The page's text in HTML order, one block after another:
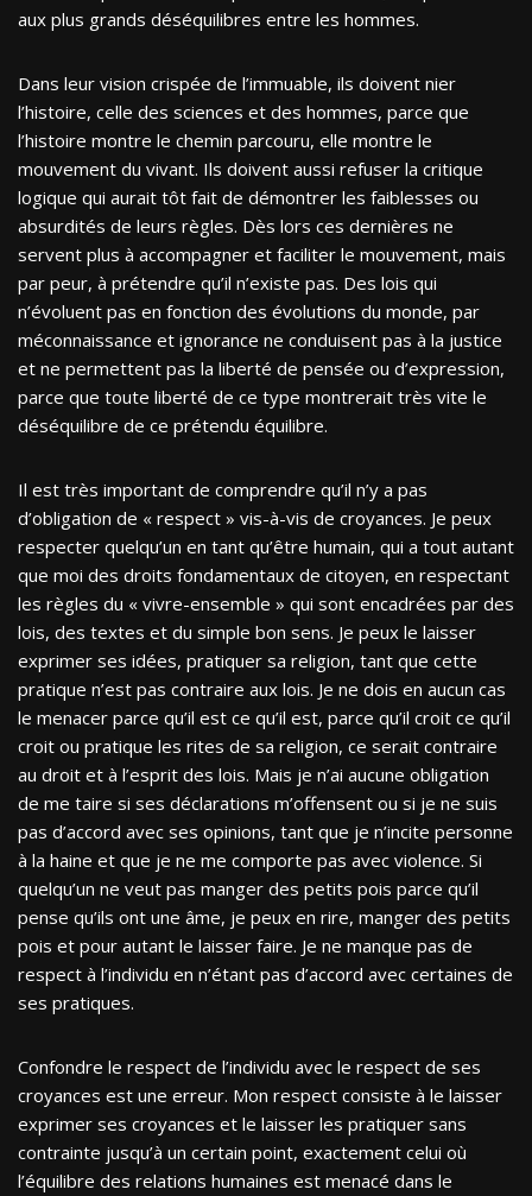
aux plus grands déséquilibres entre les hommes.
Dans leur vision crispée de l’immuable, ils doivent nier
l’histoire, celle des sciences et des hommes, parce que
l’histoire montre le chemin parcouru, elle montre le
mouvement du vivant. Ils doivent aussi refuser la critique
logique qui aurait tôt fait de démontrer les faiblesses ou
absurdités de leurs règles. Dès lors ces dernières ne
servent plus à accompagner et faciliter le mouvement, mais
par peur, à prétendre qu’il n’existe pas. Des lois qui
n’évoluent pas en fonction des évolutions du monde, par
méconnaissance et ignorance ne conduisent pas à la justice
et ne permettent pas la liberté de pensée ou d’expression,
parce que toute liberté de ce type montrerait très vite le
déséquilibre de ce prétendu équilibre.
Il est très important de comprendre qu’il n’y a pas
d’obligation de « respect » vis-à-vis de croyances. Je peux
respecter quelqu’un en tant qu’être humain, qui a tout autant
que moi des droits fondamentaux de citoyen, en respectant
les règles du « vivre-ensemble » qui sont encadrées par des
lois, des textes et du simple bon sens. Je peux le laisser
exprimer ses idées, pratiquer sa religion, tant que cette
pratique n’est pas contraire aux lois. Je ne dois en aucun cas
le menacer parce qu’il est ce qu’il est, parce qu’il croit ce qu’il
croit ou pratique les rites de sa religion, ce serait contraire
au droit et à l’esprit des lois. Mais je n’ai aucune obligation
de me taire si ses déclarations m’offensent ou si je ne suis
pas d’accord avec ses opinions, tant que je n’incite personne
à la haine et que je ne me comporte pas avec violence. Si
quelqu’un ne veut pas manger des petits pois parce qu’il
pense qu’ils ont une âme, je peux en rire, manger des petits
pois et pour autant le laisser faire. Je ne manque pas de
respect à l’individu en n’étant pas d’accord avec certaines de
ses pratiques.
Confondre le respect de l’individu avec le respect de ses
croyances est une erreur. Mon respect consiste à le laisser
exprimer ses croyances et le laisser les pratiquer sans
contrainte jusqu’à un certain point, exactement celui où
l’équilibre des relations humaines est menacé dans le